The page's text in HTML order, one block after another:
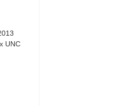
Пахота на буйволах UNC